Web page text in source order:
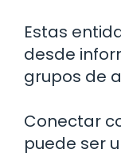
Estas
desde
grupos de
Conectar
puede ser